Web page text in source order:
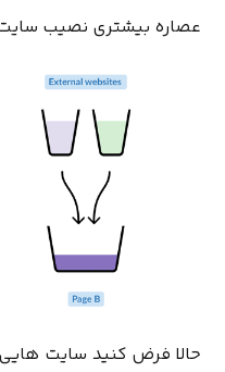
عصاره بیشتری نصیب سایت A شده است)